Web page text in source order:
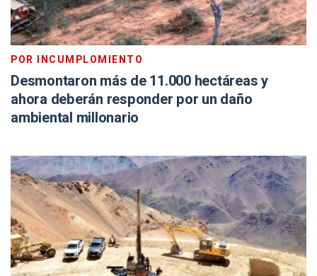
POR INCUMPLOMIENTO
Desmontaron más de 11.000 hectáreas y
ahora deberán responder por un daño
ambiental millonario